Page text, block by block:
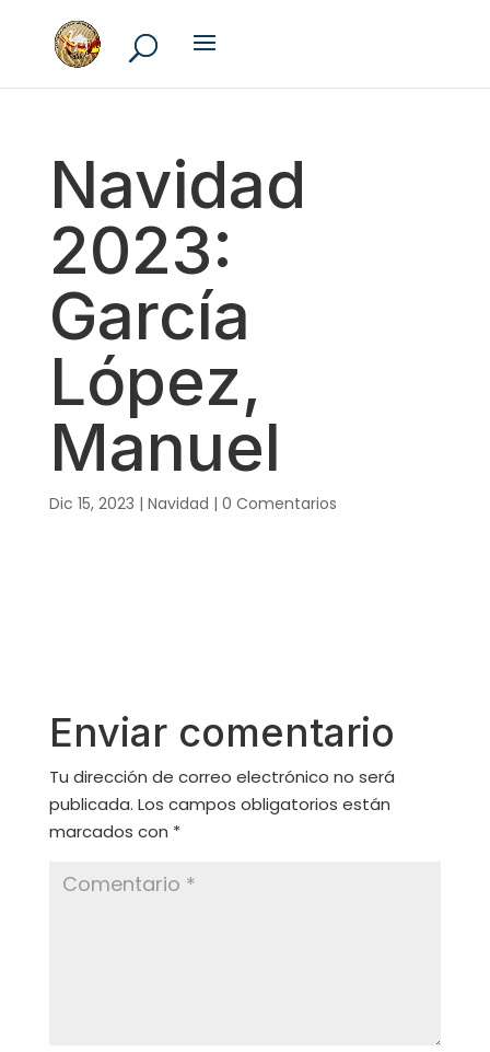
Navidad
2023:
García
López,
Manuel
Dic 15, 2023 | Navidad | 0 Comentarios
Enviar comentario
Tu dirección de correo electrónico no será
publicada. Los campos obligatorios están
marcados con *